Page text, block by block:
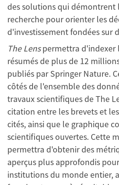
des solutions qui
recherche pour orienter les
d'investissement fondées sur
The Lenspermettra d'indexer
résumés de plus de 12
publiés par Springer Nature.
côtés de l'ensemble des
travaux scientifiques de The
citation entre les brevets et
cités, ainsi que le graphique
scientifiques ouvertes. Cette
permettra d'obtenir des
aperçus plus approfondis
institutions du monde entier,